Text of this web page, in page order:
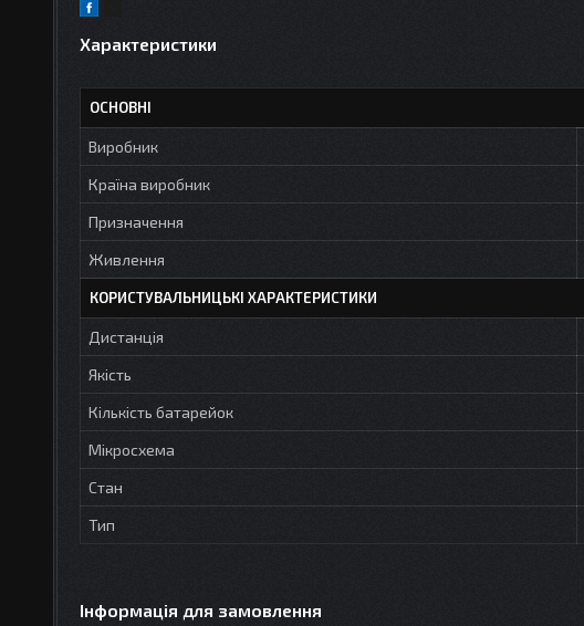
Характеристики
ОСНОВНІ
Виробник
Країна виробник
Призначення
Живлення
КОРИСТУВАЛЬНИЦЬКІ ХАРАКТЕРИСТИКИ
Дистанція
Якість
Кількість батарейок
Мікросхема
Стан
Тип
Інформація для замовлення